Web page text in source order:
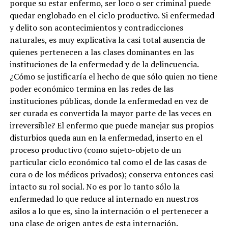
porque su estar enfermo, ser loco o ser criminal puede
quedar englobado en el ciclo productivo. Si enfermedad
y delito son acontecimientos y contradicciones
naturales, es muy explicativa la casi total ausencia de
quienes pertenecen a las clases dominantes en las
instituciones de la enfermedad y de la delincuencia.
¿Cómo se justificaría el hecho de que sólo quien no tiene
poder económico termina en las redes de las
instituciones públicas, donde la enfermedad en vez de
ser curada es convertida la mayor parte de las veces en
irreversible? El enfermo que puede manejar sus propios
disturbios queda aun en la enfermedad, inserto en el
proceso productivo (como sujeto-objeto de un
particular ciclo económico tal como el de las casas de
cura o de los médicos privados); conserva entonces casi
intacto su rol social. No es por lo tanto sólo la
enfermedad lo que reduce al internado en nuestros
asilos a lo que es, sino la internación o el pertenecer a
una clase de origen antes de esta internación.